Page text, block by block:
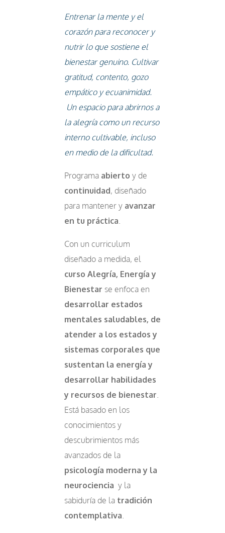
Entrenar la mente y el
corazón para reconocer y
nutrir lo que sostiene el
bienestar genuino. Cultivar
gratitud, contento, gozo
empático y ecuanimidad.
Un espacio para abrirnos a
la alegría como un recurso
interno cultivable, incluso
en medio de la dificultad.
Programa abierto y de
continuidad, diseñado
para mantener y avanzar
en tu práctica.
Con un curriculum
diseñado a medida, el
curso Alegría, Energía y
Bienestar se enfoca en
desarrollar estados
mentales saludables, de
atender a los estados y
sistemas corporales que
sustentan la energía y
desarrollar habilidades
y recursos de bienestar.
Está basado en los
conocimientos y
descubrimientos más
avanzados de la
psicología moderna y la
neurociencia y la
sabiduría de la tradición
contemplativa.